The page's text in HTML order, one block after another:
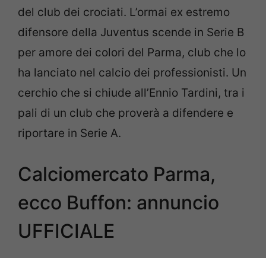
del club dei crociati. L’ormai ex estremo
difensore della Juventus scende in Serie B
per amore dei colori del Parma, club che lo
ha lanciato nel calcio dei professionisti. Un
cerchio che si chiude all’Ennio Tardini, tra i
pali di un club che proverà a difendere e
riportare in Serie A.
Calciomercato Parma,
ecco Buffon: annuncio
UFFICIALE